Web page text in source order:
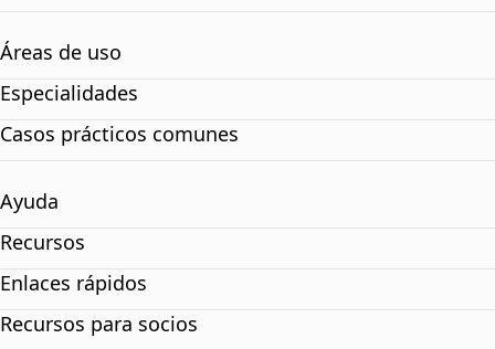
Áreas de uso
Especialidades
Casos prácticos comunes
Ayuda
Recursos
Enlaces rápidos
Recursos para socios